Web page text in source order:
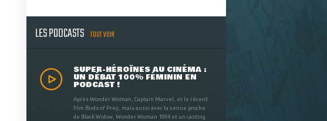
LES PODCASTS TOUT VOIR
SUPER-HÉROÏNES AU CINÉMA :
UN DÉBAT 100% FÉMININ EN
PODCAST !
Après Wonder Woman, Captain Marvel, et le récent
film Birds of Prey, mais aussi avec la venue proche
de Black Widow, Wonder Woman 1984 et un casting